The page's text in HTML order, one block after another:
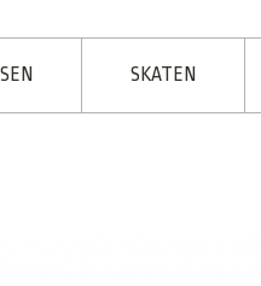
SKATEN